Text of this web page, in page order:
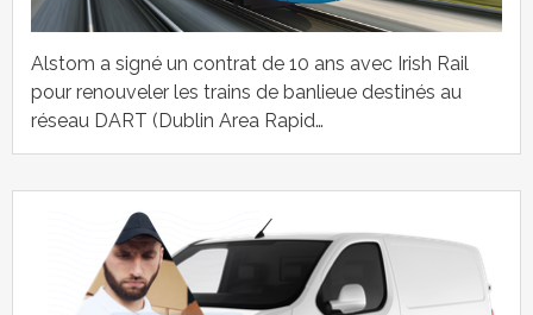
Alstom a signé un contrat de 10 ans avec Irish Rail
pour renouveler les trains de banlieue destinés au
réseau DART (Dublin Area Rapid…